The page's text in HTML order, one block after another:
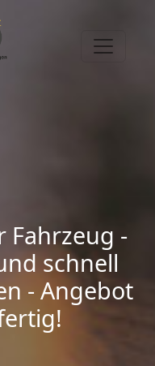
Fahrzeug -
schnell
- Angebot